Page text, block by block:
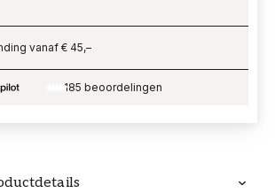
vanaf € 45,–
185 beoordelingen